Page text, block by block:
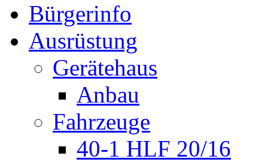
Bürgerinfo
Ausrüstung
Gerätehaus
Anbau
Fahrzeuge
40-1 HLF 20/16